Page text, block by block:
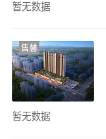
暂无数据
售馨
暂无数据